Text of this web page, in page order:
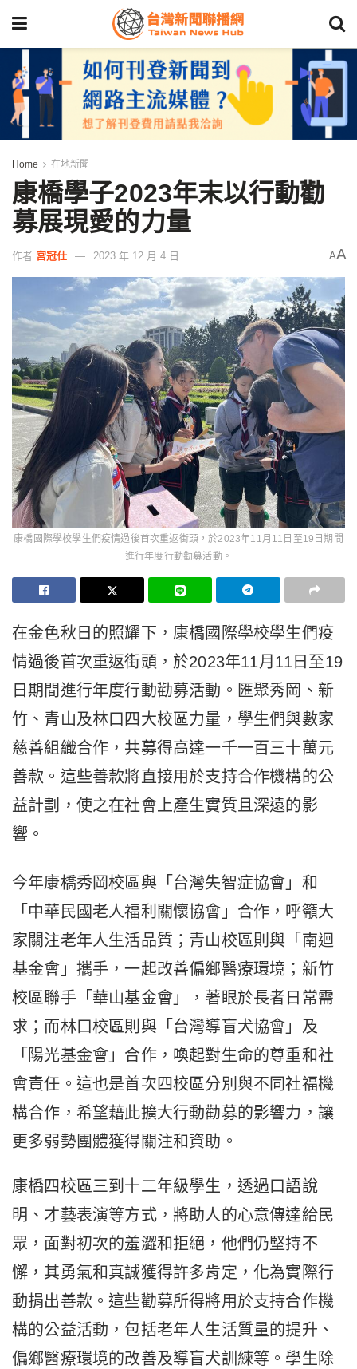
Home 在地新聞
康橋學子2023年末以行動勸
募展現愛的力量
作者 宮冠仕 2023 年 12 月 4 日 AA
康橋國際學校學生們疫情過後首次重返街頭，於2023年11月11日至19日期間
進行年度行動勸募活動。
在金色秋日的照耀下，康橋國際學校學生們疫
情過後首次重返街頭，於2023年11月11日至19
日期間進行年度行動勸募活動。匯聚秀岡、新
竹、青山及林口四大校區力量，學生們與數家
慈善組織合作，共募得高達一千一百三十萬元
善款。這些善款將直接用於支持合作機構的公
益計劃，使之在社會上產生實質且深遠的影
響。
今年康橋秀岡校區與「台灣失智症協會」和
「中華民國老人福利關懷協會」合作，呼籲大
家關注老年人生活品質；青山校區則與「南迴
基金會」攜手，一起改善偏鄉醫療環境；新竹
校區聯手「華山基金會」，著眼於長者日常需
求；而林口校區則與「台灣導盲犬協會」及
「陽光基金會」合作，喚起對生命的尊重和社
會責任。這也是首次四校區分別與不同社福機
構合作，希望藉此擴大行動勸募的影響力，讓
更多弱勢團體獲得關注和資助。
康橋四校區三到十二年級學生，透過口語說
明、才藝表演等方式，將助人的心意傳達給民
眾，面對初次的羞澀和拒絕，他們仍堅持不
懈，其勇氣和真誠獲得許多肯定，化為實際行
動捐出善款。這些勸募所得將用於支持合作機
構的公益活動，包括老年人生活質量的提升、
偏鄉醫療環境的改善及導盲犬訓練等。學生除